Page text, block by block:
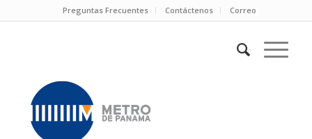
Preguntas Frecuentes Contáctenos Correo